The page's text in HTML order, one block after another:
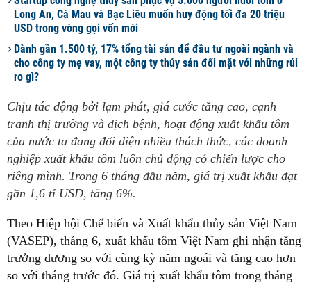
Long An, Cà Mau và Bạc Liêu muốn huy động tối đa 20 triệu
USD trong vòng gọi vốn mới
Dành gần 1.500 tỷ, 17% tổng tài sản để đầu tư ngoài ngành và
cho công ty mẹ vay, một công ty thủy sản đối mặt với những rủi
ro gì?
Chịu tác động bởi lạm phát, giá cước tăng cao, cạnh
tranh thị trường và dịch bệnh, hoạt động xuất khẩu tôm
của nước ta đang đối diện nhiều thách thức, các doanh
nghiệp xuất khẩu tôm luôn chủ động có chiến lược cho
riêng mình. Trong 6 tháng đầu năm, giá trị xuất khẩu đạt
gần 1,6 tỉ USD, tăng 6%.
Theo Hiệp hội Chế biến và Xuất khẩu thủy sản Việt Nam
(VASEP), tháng 6, xuất khẩu tôm Việt Nam ghi nhận tăng
trưởng dương so với cùng kỳ năm ngoái và tăng cao hơn
so với tháng trước đó. Giá trị xuất khẩu tôm trong tháng